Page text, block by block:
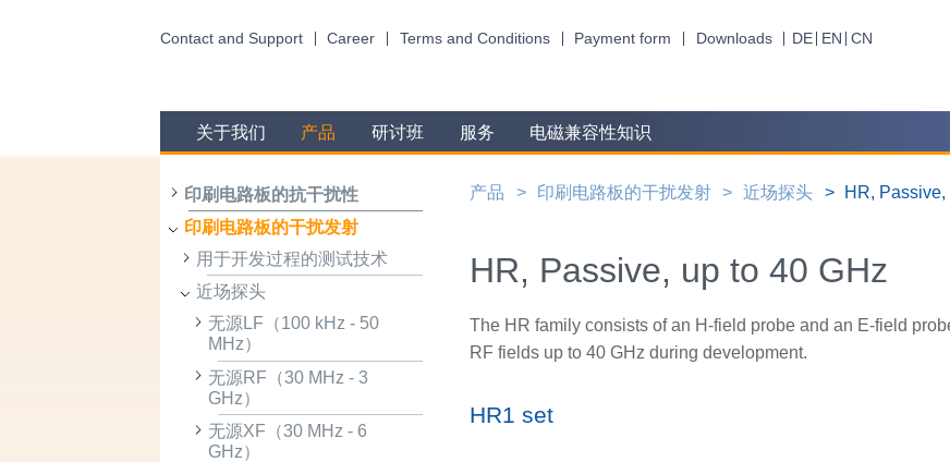
Contact and Support Career Terms and Conditions Payment form Downloads DE EN CN
关于我们 产品 研讨班 服务 电磁兼容性知识
印刷电路板的抗干扰性
印刷电路板的干扰发射
用于开发过程的测试技术
近场探头
无源LF（100 kHz - 50
MHz）
无源RF（30 MHz - 3
GHz）
无源XF（30 MHz - 6
GHz）
产品 印刷电路板的干扰发射 近场探头 HR,
HR, Passive, up to 40 GHz
The HR family consists of an H-field probe and an E-field
RF fields up to 40 GHz during development.
HR1 set